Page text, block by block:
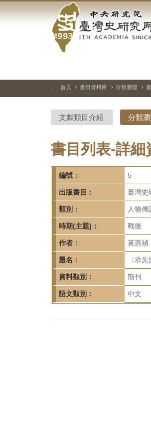
到
中
央
研
院-
臺
灣
史
研
究
所-
首
頁
::: 首頁 書目資料庫 分類瀏覽
文獻類目介紹 分類
書目列表-詳細
編號： 5
出版書目： 臺灣史
類別： 人物傳
時期(主題)： 戰後
作者： 黃惠禎
題名： 〈承
資料類別： 期刊
語文類別： 中文